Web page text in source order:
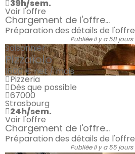
39h/sem.
Voir l'offre
Chargement de l'offre...
Préparation des détails de l'offre
Publiée il y a 58 jours
Saisonnier
Pizzaïolo
1600 €net / mois
Pizzeria
Dès que possible
67000
Strasbourg
24h/sem.
Voir l'offre
Chargement de l'offre...
Préparation des détails de l'offre
Publiée il y a 55 jours